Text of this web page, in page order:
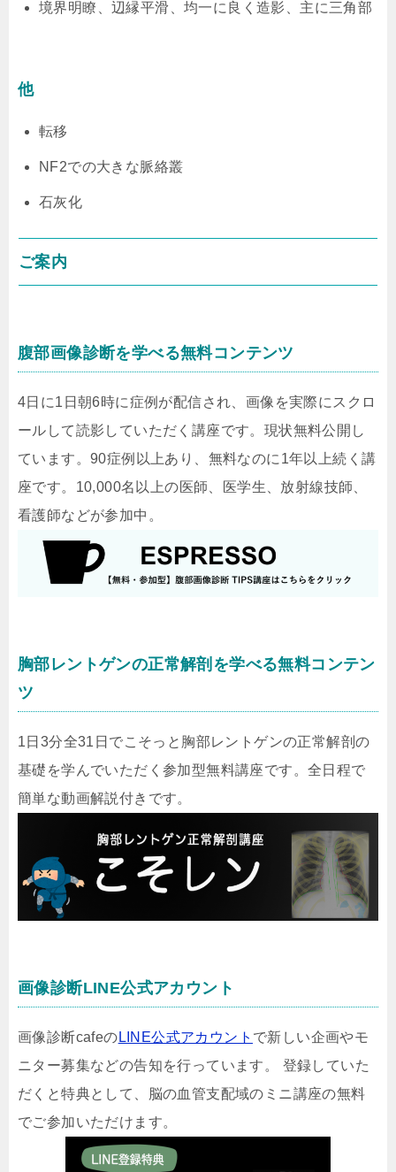
境界明瞭、辺縁平滑、均一に良く造影、主に三角部
他
転移
NF2での大きな脈絡叢
石灰化
ご案内
腹部画像診断を学べる無料コンテンツ
4日に1日朝6時に症例が配信され、画像を実際にスクロ
ールして読影していただく講座です。現状無料公開し
ています。90症例以上あり、無料なのに1年以上続く講
座です。10,000名以上の医師、医学生、放射線技師、
看護師などが参加中。
胸部レントゲンの正常解剖を学べる無料コンテン
ツ
1日3分全31日でこそっと胸部レントゲンの正常解剖の
基礎を学んでいただく参加型無料講座です。全日程で
簡単な動画解説付きです。
画像診断LINE公式アカウント
画像診断cafeのLINE公式アカウント で新しい企画やモ
ニター募集などの告知を行っています。 登録していた
だくと特典として、脳の血管支配域のミニ講座の無料
でご参加いただけます。